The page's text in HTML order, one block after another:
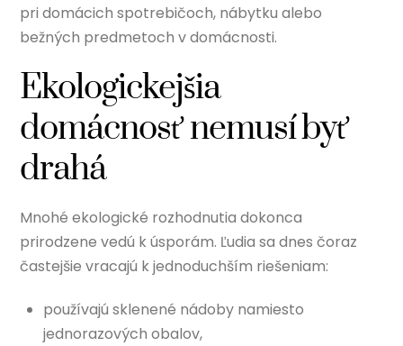
pri domácich spotrebičoch, nábytku alebo
bežných predmetoch v domácnosti.
Ekologickejšia
domácnosť nemusí byť
drahá
Mnohé ekologické rozhodnutia dokonca
prirodzene vedú k úsporám. Ľudia sa dnes čoraz
častejšie vracajú k jednoduchším riešeniam:
používajú sklenené nádoby namiesto
jednorazových obalov,